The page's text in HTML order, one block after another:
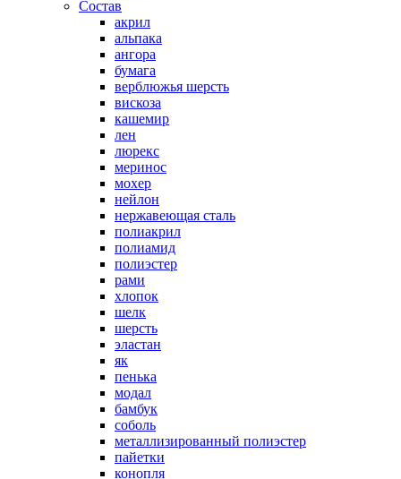
Состав
акрил
альпака
ангора
бумага
верблюжья шерсть
вискоза
кашемир
лен
люрекс
меринос
мохер
нейлон
нержавеющая сталь
полиакрил
полиамид
полиэстер
рами
хлопок
шелк
шерсть
эластан
як
пенька
модал
бамбук
соболь
металлизированный полиэстер
пайетки
конопля